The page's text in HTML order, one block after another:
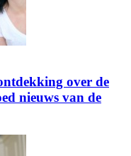
over de
nieuws van de